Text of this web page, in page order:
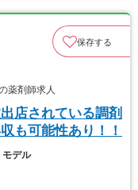
保存する
薬剤師求人
店されている調剤
も可能性あり！！
モデル